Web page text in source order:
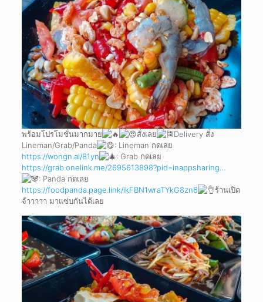
พร้อมโปรโมชั่นมากมาย สั่งเลย
Delivery สั่ง
Lineman/Grab/Panda
: Lineman กดเลย
https://wongn.ai/81yn
: Grab กดเลย
https://grab.onelink.me/2695613898?pid=inappsharing…
: Panda กดเลย
https://foodpanda.page.link/ikFBN1wraTYkG8zn6
ร้านเปิด
จ้าาาาา มาแซ่บกันได้เลย